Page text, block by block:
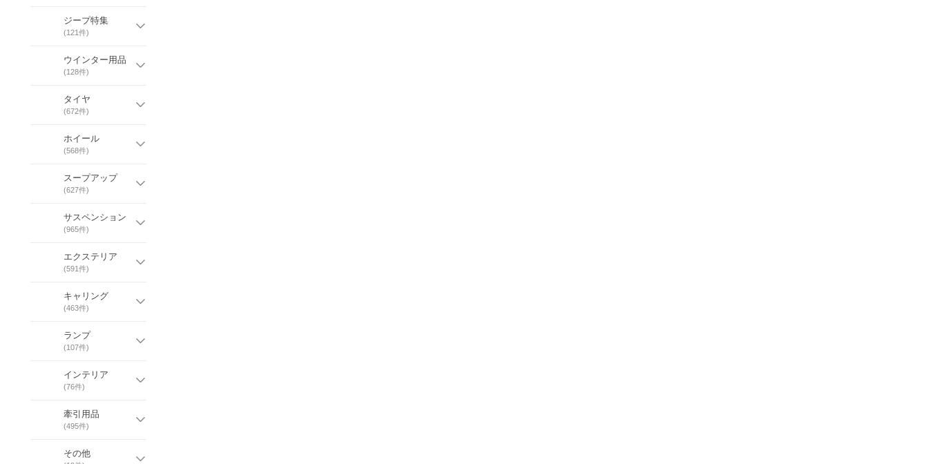
ジープ特集
(121件)
ウインター用品
(128件)
タイヤ
(672件)
ホイール
(568件)
スープアップ
(627件)
サスペンション
(965件)
エクステリア
(591件)
キャリング
(463件)
ランプ
(107件)
インテリア
(76件)
牽引用品
(495件)
その他